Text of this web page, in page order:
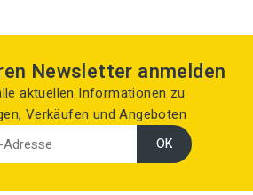
Newsletter anmelden
aktuellen Informationen zu
Verkäufen und Angeboten